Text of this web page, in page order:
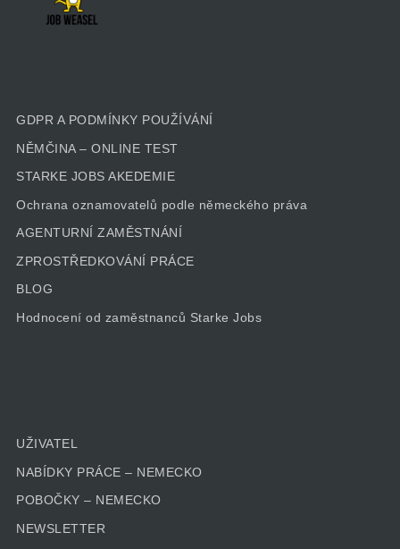
GDPR A PODMÍNKY POUŽÍVÁNÍ
NĚMČINA – ONLINE TEST
STARKE JOBS AKEDEMIE
Ochrana oznamovatelů podle německého práva
AGENTURNÍ ZAMĚSTNÁNÍ
ZPROSTŘEDKOVÁNÍ PRÁCE
BLOG
Hodnocení od zaměstnanců Starke Jobs
UŽIVATEL
NABÍDKY PRÁCE – NEMECKO
POBOČKY – NEMECKO
NEWSLETTER